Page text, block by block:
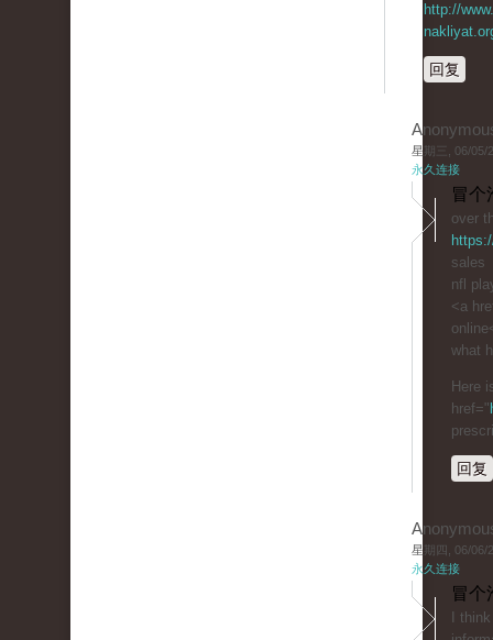
http://
回复
星期三, 06/05/
永久连接
冒个
over
sales
nfl
<a
what
Here
href="
回复
星期四, 06/06/
永久连接
冒个
I